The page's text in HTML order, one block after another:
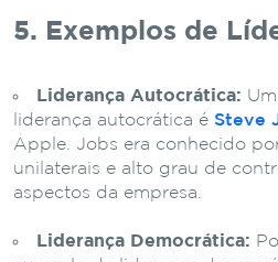
5. Exemplos de
Liderança Autocrática:
liderança autocrática é Steve
Apple. Jobs era conhecido
unilaterais e alto grau de
aspectos da empresa.
Liderança Democrática: